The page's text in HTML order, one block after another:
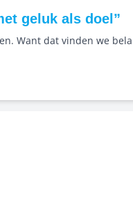
geluk als doel”
Want dat vinden we